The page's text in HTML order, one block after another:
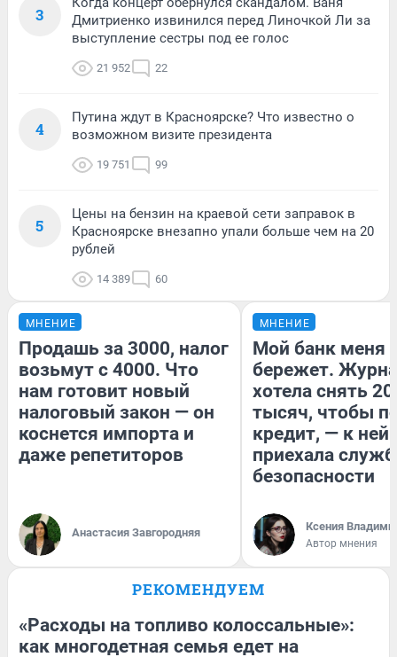
3
Дмитриенко извинился перед Линочкой Ли за
выступление сестры под ее голос
21 952 22
4
Путина ждут в Красноярске? Что известно о
возможном визите президента
19 751 99
5
Цены на бензин на краевой сети заправок в
Красноярске внезапно упали больше чем на 20
рублей
14 389 60
МНЕНИЕ
Продашь за 3000, налог
возьмут с 4000. Что
нам готовит новый
налоговый закон — он
коснется импорта и
даже репетиторов
Анастасия Завгородняя
МНЕНИЕ
Мой банк меня
бережет.
хотела снять
тысяч, чтобы
кредит, — к
приехала
безопасности
Ксения
Автор мнения
РЕКОМЕНДУЕМ
«Расходы на топливо колоссальные»:
как многодетная семья едет на